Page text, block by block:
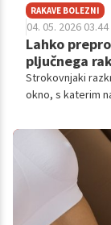
RAKAVE BOLEZNI
04. 05. 2026 03.44
Lahko
pljučnega
Strokovnjaki
okno, s katerim
preiskav,
če je pregled pri